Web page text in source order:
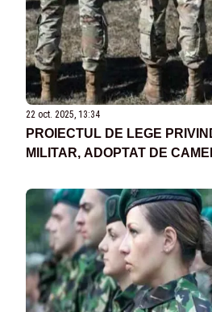
22 oct. 2025, 13:34
PROIECTUL DE LEGE
MILITAR, ADOPTAT DE